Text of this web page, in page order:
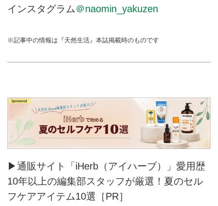
インスタグラム＠naomin_yakuzen
※記事中の情報は『天然生活』本誌掲載時のものです
▶通販サイト「iHerb（アイハーブ）」愛用歴
10年以上の編集部スタッフが厳選！夏のセル
フケアアイテム10選［PR］